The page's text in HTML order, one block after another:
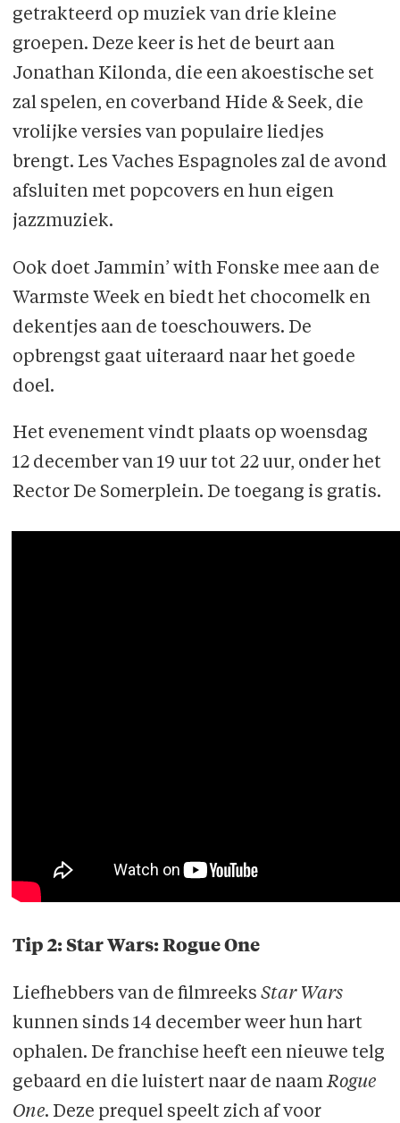
getrakteerd op muziek van drie kleine
groepen. Deze keer is het de beurt aan
Jonathan Kilonda, die een akoestische set
zal spelen, en coverband Hide & Seek, die
vrolijke versies van populaire liedjes
brengt. Les Vaches Espagnoles zal de avond
afsluiten met popcovers en hun eigen
jazzmuziek.
Ook doet Jammin’ with Fonske mee aan de
Warmste Week en biedt het chocomelk en
dekentjes aan de toeschouwers. De
opbrengst gaat uiteraard naar het goede
doel.
Het evenement vindt plaats op woensdag
12 december van 19 uur tot 22 uur, onder het
Rector De Somerplein. De toegang is gratis.
Tip 2: Star Wars: Rogue One
Liefhebbers van de filmreeks Star Wars
kunnen sinds 14 december weer hun hart
ophalen. De franchise heeft een nieuwe telg
gebaard en die luistert naar de naamRogue
One. Deze prequel speelt zich af voor